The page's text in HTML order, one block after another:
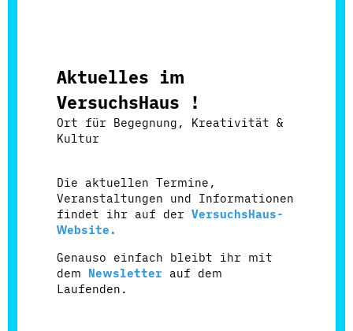
Aktuelles im
VersuchsHaus !
Ort für Begegnung, Kreativität &
Kultur
Die aktuellen Termine,
Veranstaltungen und Informationen
findet ihr auf der VersuchsHaus-
Website .
Genauso einfach bleibt ihr mit
dem Newsletter auf dem
Laufenden.